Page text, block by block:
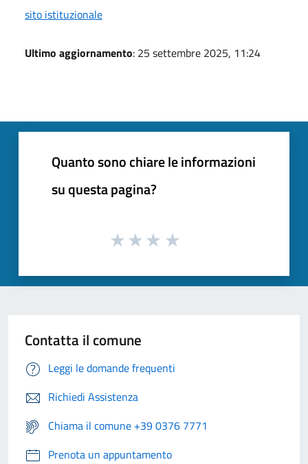
sito istituzionale
Ultimo aggiornamento: 25 settembre 2025, 11:24
Quanto sono chiare le informazioni
su questa pagina?
Contatta il comune
Leggi le domande frequenti
Richiedi Assistenza
Chiama il comune +39 0376 7771
Prenota un appuntamento